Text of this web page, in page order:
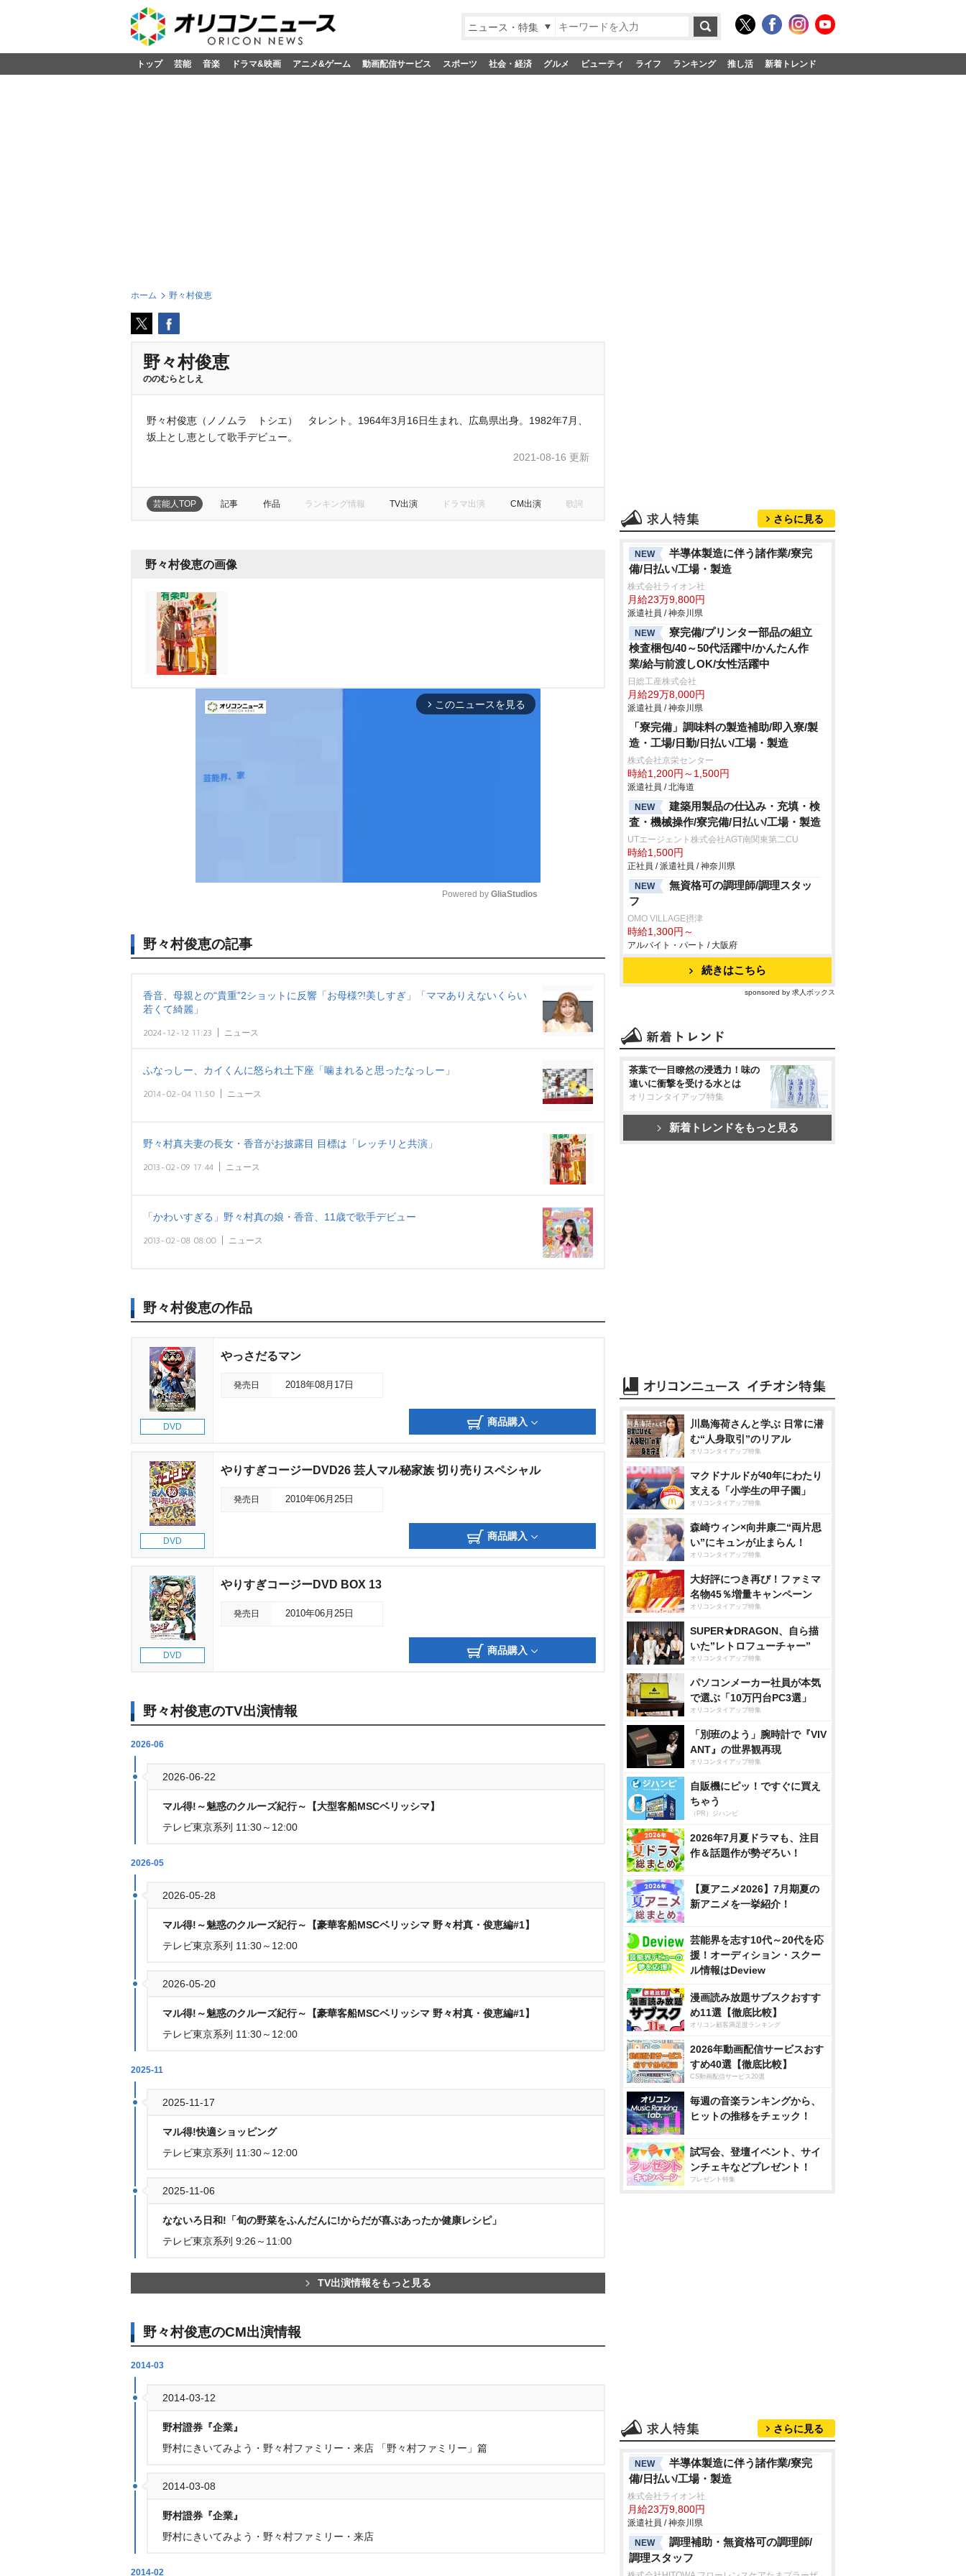
ニュース・特集
トップ 芸能 音楽 ドラマ&映画 アニメ&ゲーム 動画配信サービス スポーツ 社会・経済 グルメ ビューティ ライフ ランキング 推し活 新着トレンド
ホーム 野々村俊恵
野々村俊恵
ののむらとしえ
野々村俊恵（ノノムラ トシエ） タレント。1964年3月16日生まれ、広島県出身。1982年7月、
坂上とし恵として歌手デビュー。
2021-08-16 更新
芸能人TOP 記事 作品 ランキング情報 TV出演 ドラマ出演 CM出演 歌詞
野々村俊恵の画像
arrow_forward_ios このニュースを見る
u
e
Powered by GliaStudios
野々村俊恵の記事
香音、母親との“貴重”2ショットに反響「お母様?!美しすぎ」「ママありえないくらい
若くて綺麗」
2024-12-12 11:23 ニュース
ふなっしー、カイくんに怒られ土下座「噛まれると思ったなっしー」
2014-02-04 11:50 ニュース
野々村真夫妻の長女・香音がお披露目 目標は「レッチリと共演」
2013-02-09 17:44 ニュース
「かわいすぎる」野々村真の娘・香音、11歳で歌手デビュー
2013-02-08 08:00 ニュース
野々村俊恵の作品
DVD
っさだるマン
発売日 2018年08月17日
商品購入
DVD
りすぎコージーDVD26 芸人マル秘家族 切り売りスペシャル
発売日 2010年06月25日
商品購入
DVD
りすぎコージーDVD BOX 13
発売日 2010年06月25日
商品購入
野々村俊恵のTV出演情報
2026-06
2026-06-22
マル得!～魅惑のクルーズ紀行～【大型客船MSCベリッシマ】
テレビ東京系列 11:30～12:00
2026-05
2026-05-28
マル得!～魅惑のクルーズ紀行～【豪華客船MSCベリッシマ 野々村真・俊恵編#1】
テレビ東京系列 11:30～12:00
2026-05-20
マル得!～魅惑のクルーズ紀行～【豪華客船MSCベリッシマ 野々村真・俊恵編#1】
テレビ東京系列 11:30～12:00
2025-11
2025-11-17
マル得!快適ショッピング
テレビ東京系列 11:30～12:00
2025-11-06
なないろ日和!「旬の野菜をふんだんに!からだが喜ぶあったか健康レシピ」
テレビ東京系列 9:26～11:00
TV出演情報をもっと見る
野々村俊恵のCM出演情報
2014-03
2014-03-12
野村證券『企業』
野村にきいてみよう・野々村ファミリー・来店 「野々村ファミリー」篇
2014-03-08
野村證券『企業』
野村にきいてみよう・野々村ファミリー・来店
2014-02
さらに見る
NEW
半導体製造に伴う諸作業/寮完
備/日払い/工場・製造
株式会社ライオン社
月給23万9,800円
派遣社員 / 神奈川県
NEW
寮完備/プリンター部品の組立
検査梱包/40～50代活躍中/かんたん作
業/給与前渡しOK/女性活躍中
日総工産株式会社
月給29万8,000円
派遣社員 / 神奈川県
「寮完備」調味料の製造補助/即入寮/製
造・工場/日勤/日払い/工場・製造
株式会社京栄センター
時給1,200円～1,500円
派遣社員 / 北海道
NEW
建築用製品の仕込み・充填・検
査・機械操作/寮完備/日払い/工場・製造
UTエージェント株式会社AGT南関東第二CU
時給1,500円
正社員 / 派遣社員 / 神奈川県
NEW
無資格可の調理師/調理スタッ
フ
OMO VILLAGE摂津
時給1,300円～
アルバイト・パート / 大阪府
続きはこちら
sponsored by 求人ボックス
茶葉で一目瞭然の浸透力！味の
違いに衝撃を受ける水とは
オリコンタイアップ特集
新着トレンドをもっと見る
川島海荷さんと学ぶ 日常に潜
む“人身取引”のリアル
オリコンタイアップ特集
マクドナルドが40年にわたり
支える「小学生の甲子園」
オリコンタイアップ特集
森崎ウィン×向井康二“両片思
い”にキュンが止まらん！
オリコンタイアップ特集
大好評につき再び！ファミマ
名物45％増量キャンペーン
オリコンタイアップ特集
SUPER★DRAGON、自ら描
いた”レトロフューチャー”
オリコンタイアップ特集
パソコンメーカー社員が本気
で選ぶ「10万円台PC3選」
オリコンタイアップ特集
「別班のよう」腕時計で『VIV
ANT』の世界観再現
オリコンタイアップ特集
自販機にピッ！ですぐに買え
ちゃう
（PR）ジハンピ
2026年7月夏ドラマも、注目
作＆話題作が勢ぞろい！
【夏アニメ2026】7月期夏の
新アニメを一挙紹介！
芸能界を志す10代～20代を応
援！オーディション・スクー
ル情報はDeview
漫画読み放題サブスクおすす
め11選【徹底比較】
オリコン顧客満足度ランキング
2026年動画配信サービスおす
すめ40選【徹底比較】
CS動画配信サービス20選
毎週の音楽ランキングから、
ヒットの推移をチェック！
試写会、登壇イベント、サイ
ンチェキなどプレゼント！
プレゼント特集
さらに見る
NEW
半導体製造に伴う諸作業/寮完
備/日払い/工場・製造
株式会社ライオン社
月給23万9,800円
派遣社員 / 神奈川県
NEW
調理補助・無資格可の調理師/
調理スタッフ